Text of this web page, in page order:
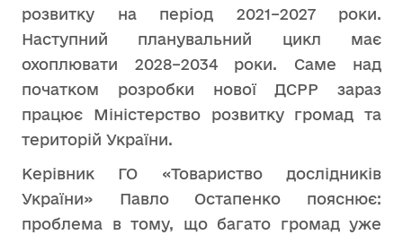
розвитку на період 2021–2027 роки.
Наступний планувальний цикл має
охоплювати 2028–2034 роки. Саме над
початком розробки нової ДСРР зараз
працює Міністерство розвитку громад та
територій України.
Керівник ГО «Товариство дослідників
України» Павло Остапенко пояснює:
проблема в тому, що багато громад уже